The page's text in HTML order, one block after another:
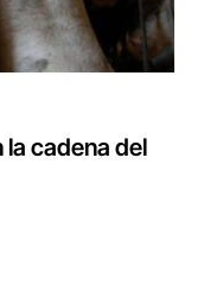
la cadena del